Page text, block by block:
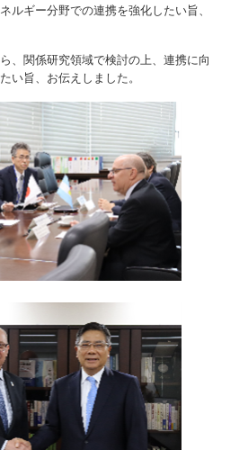
ルギー分野での連携を強化したい旨、
、関係研究領域で検討の上、連携に向
い旨、お伝えしました。